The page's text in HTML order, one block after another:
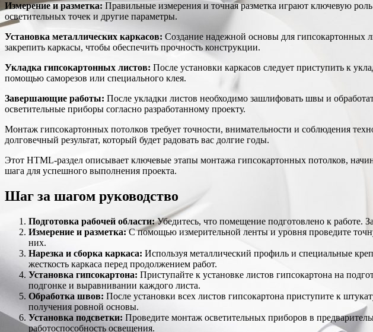
Измерение и разметка: Правильные измерения и точная разметка играют ключевую
осветительных точек и другие параметры.
Установка металлических каркасов: Создание надежной основы для гипсокартонных
закрепить каркасы, чтобы обеспечить прочность конструкции.
Укладка гипсокартонных листов: После установки каркасов следует приступить к
помощью саморезов или специального клея.
Завершающие работы: После укладки листов необходимо зашлифовать швы и
осветительные приборы согласно разработанному проекту.
Монтаж гипсокартонных потолков требует точности, внимательности и соблюдения
долговечный результат, который будет радовать вас долгие годы.
Этот HTML-раздел описывает ключевые этапы монтажа гипсокартонных потолков,
шага для успешного выполнения проекта.
Шаг за шагом руководство
Подготовка рабочей области:Убедитесь, что помещение подготовлено к работе.
Измерение и разметка:С помощью измерительной ленты и уровня проведите
них.
Нарезка и сборка каркаса: Используя металлический профиль и специальные
жесткость каркаса перед продолжением работ.
Установка гипсокартона: Приступайте к установке листов гипсокартона на
подгонке и выравнивании каждого листа.
Обработка швов: После установки всех листов гипсокартона приступите к
получения ровной основы.
Установка подсветки: Проведите монтаж осветительных приборов в
работоспособность освещения.